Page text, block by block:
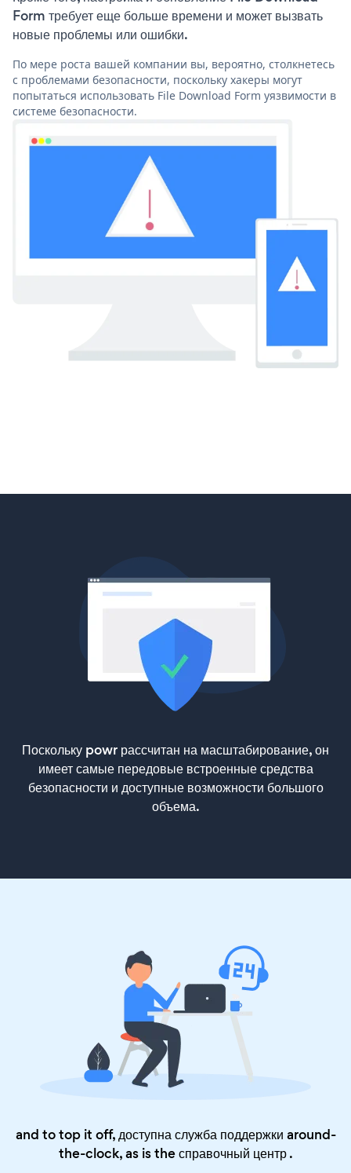
Form требует еще больше времени и может вызвать
новые проблемы или ошибки.
По мере роста вашей компании вы, вероятно, столкнетесь
с проблемами безопасности, поскольку хакеры могут
попытаться использовать File Download Form уязвимости в
системе безопасности.
Поскольку powr рассчитан на масштабирование, он
имеет самые передовые встроенные средства
безопасности и доступные возможности большого
объема.
and to top it off, доступна служба поддержки around-
the-clock, as is theсправочный центр.